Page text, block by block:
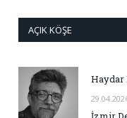
AÇIK KÖŞE
Haydar